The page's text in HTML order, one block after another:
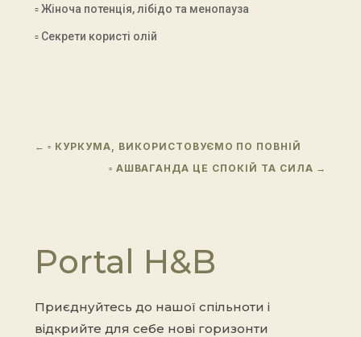
▫ Жіноча потенція, лібідо та менопауза
▫ Секрети користі олій
←▫ КУРКУМА, ВИКОРИСТОВУЄМО ПО ПОВНІЙ
▫ АШВАГАНДА ЦЕ СПОКІЙ ТА СИЛА →
Portal H&B
Приєднуйтесь до нашої спільноти і
відкрийте для себе нові горизонти